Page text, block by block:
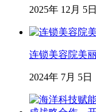
2025年 12月 5日
连锁美容院美
2024年 7月 5日